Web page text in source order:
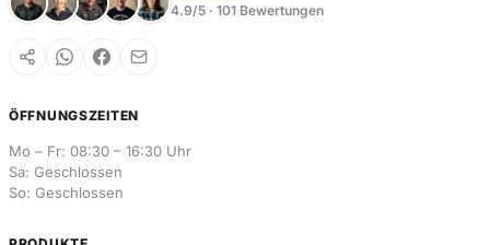
4.9/5 · 101 Bewertungen
ÖFFNUNGSZEITEN
Mo – Fr: 08:30 – 16:30 Uhr
Sa: Geschlossen
So: Geschlossen